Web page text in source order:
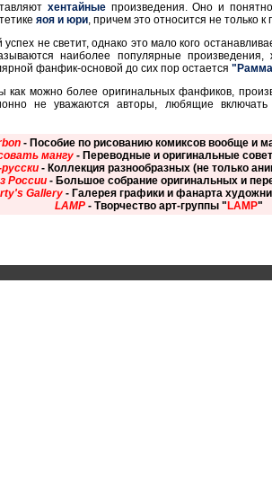
хентайныепроизведения. Оно и
яоя и юри, причем это относится не только
не светит, однако это мало кого
наиболее популярные
фанфик-основой до сих пор остается
можно более оригинальных фанфиков,
не уважаются авторы, любящие
- Пособие по рисованию комиксов вообще и
мангу- Переводные и оригинальные
- Коллекция разнообразных (не только
России - Большое собрание оригинальных и
Gallery - Галерея графики и фанарта
LAMP - Творчество арт-группы " LAMP"